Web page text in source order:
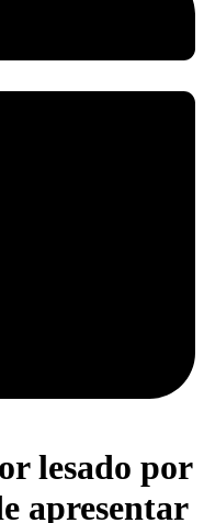
lesado por
apresentar